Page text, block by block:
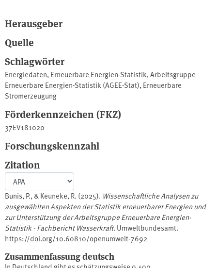
Herausgeber
Quelle
Schlagwörter
Energiedaten,Erneuerbare Energien-Statistik,Arbeitsgruppe
Erneuerbare Energien-Statistik (AGEE-Stat),Erneuerbare
Stromerzeugung
Förderkennzeichen (FKZ)
37EV181020
Forschungskennzahl
Zitation
Bünis, P., & Keuneke, R. (2025). Wissenschaftliche Analysen zu
ausgewählten Aspekten der Statistik erneuerbarer Energien und
zur Unterstützung der Arbeitsgruppe Erneuerbare Energien-
Statistik - Fachbericht Wasserkraft. Umweltbundesamt.
https://doi.org/10.60810/openumwelt-7692
Zusammenfassung deutsch